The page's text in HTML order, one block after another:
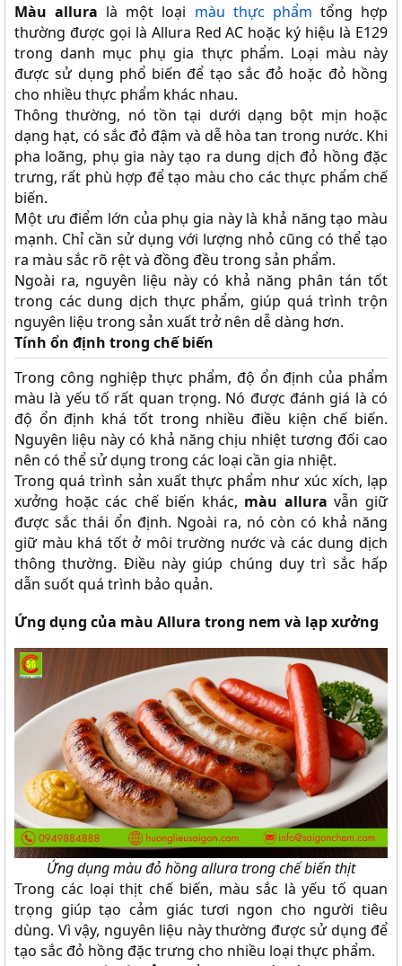
Màu allura là một loại màu thực phẩm tổng hợp
thường được gọi là Allura Red AC hoặc ký hiệu là E129
trong danh mục phụ gia thực phẩm. Loại màu này
được sử dụng phổ biến để tạo sắc đỏ hoặc đỏ hồng
cho nhiều thực phẩm khác nhau.
Thông thường, nó tồn tại dưới dạng bột mịn hoặc
dạng hạt, có sắc đỏ đậm và dễ hòa tan trong nước. Khi
pha loãng, phụ gia này tạo ra dung dịch đỏ hồng đặc
trưng, rất phù hợp để tạo màu cho các thực phẩm chế
biến.
Một ưu điểm lớn của phụ gia này là khả năng tạo màu
mạnh. Chỉ cần sử dụng với lượng nhỏ cũng có thể tạo
ra màu sắc rõ rệt và đồng đều trong sản phẩm.
Ngoài ra, nguyên liệu này có khả năng phân tán tốt
trong các dung dịch thực phẩm, giúp quá trình trộn
nguyên liệu trong sản xuất trở nên dễ dàng hơn.
Tính ổn định trong chế biến
Trong công nghiệp thực phẩm, độ ổn định của phẩm
màu là yếu tố rất quan trọng. Nó được đánh giá là có
độ ổn định khá tốt trong nhiều điều kiện chế biến.
Nguyên liệu này có khả năng chịu nhiệt tương đối cao
nên có thể sử dụng trong các loại cần gia nhiệt.
Trong quá trình sản xuất thực phẩm như xúc xích, lạp
xưởng hoặc các chế biến khác, màu allura vẫn giữ
được sắc thái ổn định. Ngoài ra, nó còn có khả năng
giữ màu khá tốt ở môi trường nước và các dung dịch
thông thường. Điều này giúp chúng duy trì sắc hấp
dẫn suốt quá trình bảo quản.
Ứng dụng của màu Allura trong nem và lạp xưởng
Ứng dụng màu đỏ hồng allura trong chế biến thịt
Trong các loại thịt chế biến, màu sắc là yếu tố quan
trọng giúp tạo cảm giác tươi ngon cho người tiêu
dùng. Vì vậy, nguyên liệu này thường được sử dụng để
tạo sắc đỏ hồng đặc trưng cho nhiều loại thực phẩm.